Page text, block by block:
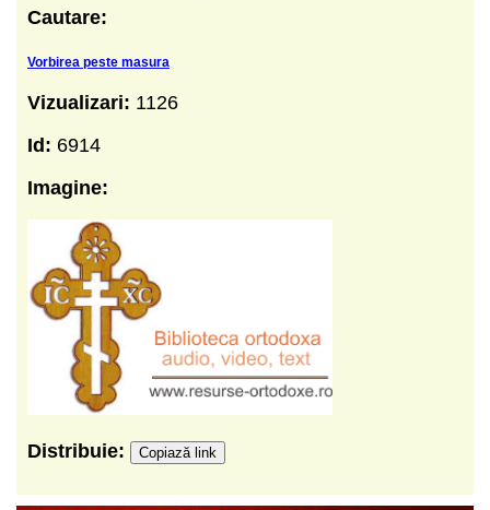
Cautare:
Vorbirea peste masura
Vizualizari: 1126
Id: 6914
Imagine:
Distribuie: Copiază link